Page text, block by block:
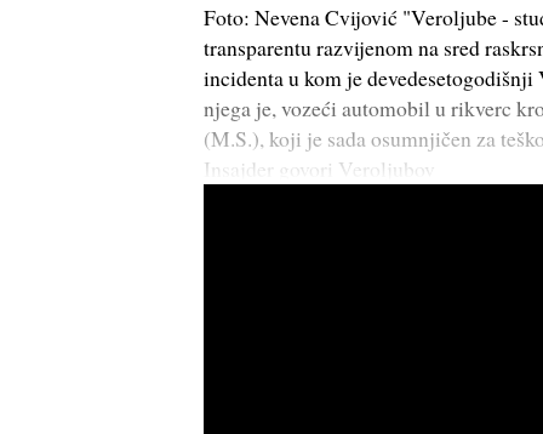
Foto: Nevena Cvijović "Veroljube -
transparentu razvijenom na sred
incidenta u kom je
njega je, vozeći automobil u rikverc
(M.S.), koji je sada osumnjičen za
Insajder govori Veroljubov